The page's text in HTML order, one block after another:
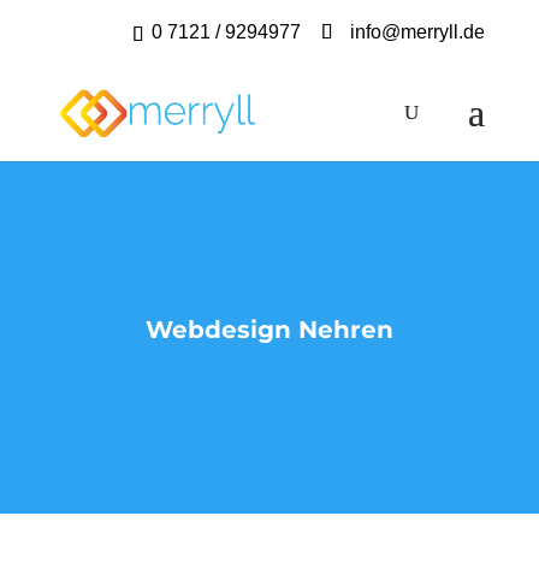
0 7121 / 9294977 info@merryll.de
Webdesign Nehren